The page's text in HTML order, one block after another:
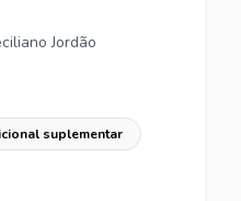
Jordão
suplementar